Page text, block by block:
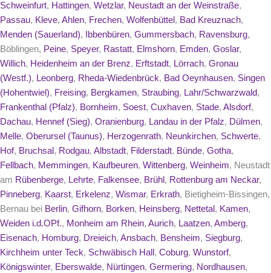
Schweinfurt, Hattingen, Wetzlar, Neustadt an der Weinstraße,
Passau, Kleve, Ahlen, Frechen, Wolfenbüttel , Bad Kreuznach,
Menden (Sauerland), Ibbenbüren, Gummersbach, Ravensburg,
Böblingen, Peine, Speyer, Rastatt, Elmshorn, Emden, Goslar,
Willich, Heidenheim an der Brenz, Erftstadt, Lörrach, Gronau
(Westf.), Leonberg, Rheda-Wiedenbrück, Bad Oeynhausen, Singen
(Hohentwiel), Freising, Bergkamen, Straubing, Lahr/Schwarzwald,
Frankenthal (Pfalz), Bornheim, Soest, Cuxhaven, Stade, Alsdorf,
Dachau, Hennef (Sieg), Oranienburg, Landau in der Pfalz, Dülmen,
Melle, Oberursel (Taunus), Herzogenrath, Neunkirchen, Schwerte,
Hof, Bruchsal , Rodgau, Albstadt, Filderstadt, Bünde, Gotha,
Fellbach, Memmingen, Kaufbeuren, Wittenberg, Weinheim, Neustadt
am Rübenberge, Lehrte, Falkensee, Brühl , Rottenburg am Neckar,
Pinneberg, Kaarst, Erkelenz, Wismar, Erkrath, Bietigheim-Bissingen,
Bernau bei Berlin, Gifhorn, Borken, Heinsberg, Nettetal , Kamen,
Weiden i.d.OPf., Monheim am Rhein, Aurich, Laatzen, Amberg,
Eisenach, Homburg, Dreieich, Ansbach, Bensheim, Siegburg,
Kirchheim unter Teck, Schwäbisch Hall , Coburg, Wunstorf,
Königswinter, Eberswalde, Nürtingen, Germering, Nordhausen,